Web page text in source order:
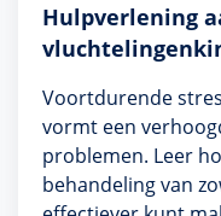
Hulpverlening
Voortdurende
vormt een
problemen. Leer
behandeling van